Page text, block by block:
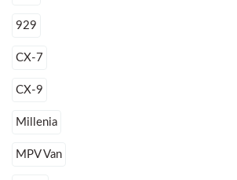
929
CX-7
CX-9
Millenia
MPV Van